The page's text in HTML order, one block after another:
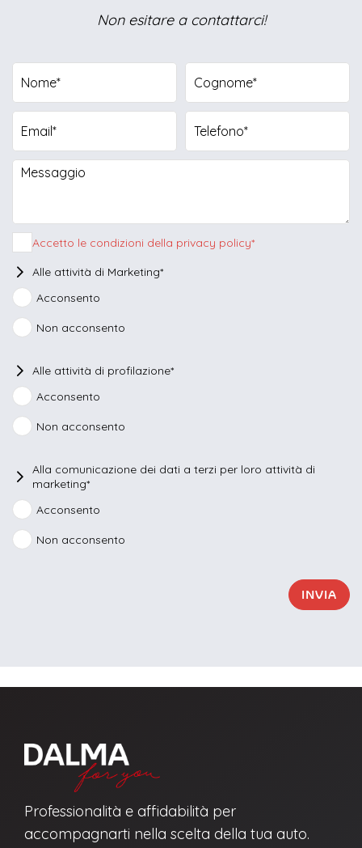
Non esitare a contattarci!
Seleziona la fascia oraria di preferenza
15.00 - 17.00
17.00 - 19.00
Nessuna
preferenza
Accetto le condizioni della privacy policy*
Alle attività di Marketing*
Acconsento
Non acconsento
Alle attività di profilazione*
Acconsento
Non acconsento
Alla comunicazione dei dati a terzi per loro attività di
marketing*
Acconsento
Non acconsento
Richiesta inviata con successo.
La richiesta non è stata inviata, la
INVIA
Professionalità e affidabilità per
accompagnarti nella scelta della tua auto.